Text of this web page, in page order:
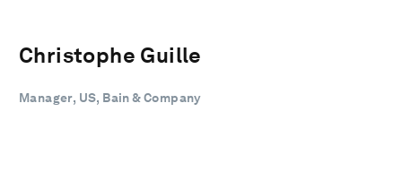
Christophe Guille
Manager, US, Bain & Company